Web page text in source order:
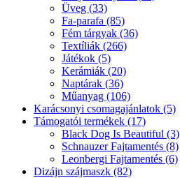
Üveg (33)
Fa-parafa (85)
Fém tárgyak (36)
Textíliák (266)
Játékok (5)
Kerámiák (20)
Naptárak (36)
Műanyag (106)
Karácsonyi csomagajánlatok (5)
Támogatói termékek (17)
Black Dog Is Beautiful (3)
Schnauzer Fajtamentés (8)
Leonbergi Fajtamentés (6)
Dizájn szájmaszk (82)